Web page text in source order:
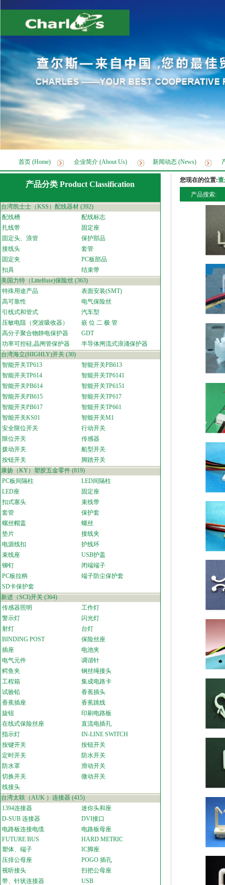
首页 (Home) 企业简介 (About Us) 新闻动态 (News)
产品分类 Product Classification 您现在的位置:
产品搜索:
台湾凯士士（KSS）配线器材 (392)
配线槽
配线标志
扎线带
固定座
固定头、浪管
保护部品
接线头
套管
固定夹
PC板部品
扣具
结束带
美国力特（Littelfuse)保险丝 (363)
特殊用途产品
表面安装(SMT)
高可靠性
电气保险丝
引线式和管式
汽车型
压敏电阻（突波吸收器）
嵌 位 二 极 管
高分子聚合物静电保护器
GDT
功率可控硅,晶闸管保护器
半导体闸流式浪涌保护器
台湾海立(HIGHLY)开关 (30)
智能开关TP613
智能开关PB613
智能开关TP614
智能开关TP6141
智能开关PB614
智能开关TP6151
智能开关PB615
智能开关TP617
智能开关PB617
智能开关TP661
智能开关KS01
智能开关M1
安全限位开关
行动开关
限位开关
传感器
拨动开关
船型开关
按钮开关
脚踏开关
康扬（KY）塑胶五金零件 (819)
PC板间隔柱
LED间隔柱
LED座
固定座
扣式塞头
束线带
套管
保护套
螺丝帽盖
螺丝
垫片
接线夹
电源线扣
护线环
束线座
USB护盖
铆钉
闭端端子
PC板拉柄
端子防尘保护套
SD卡保护套
新进（SCI)开关 (364)
传感器照明
工作灯
警示灯
闪光灯
射灯
台灯
BINDING POST
保险丝座
插座
电池夹
电气元件
调谐针
鳄鱼夹
钢丝绳接头
工程箱
集成电路卡
试验铅
香蕉插头
香蕉插座
香蕉跳线
旋钮
印刷电路板
在线式保险丝座
直流电插孔
指示灯
IN-LINE SWITCH
按键开关
按钮开关
定时开关
防水开关
防水罩
滑动开关
切换开关
微动开关
线接头
台湾太联（AUK ）连接器 (415)
1394连接器
迷你头和座
D-SUB 连接器
DVI接口
电路板连接电缆
电路板母座
FUTURE BUS
HARD METRIC
塑体、端子
IC脚座
压排公母座
POGO 插孔
视听接头
扫把公母座
带、针状连接器
USB